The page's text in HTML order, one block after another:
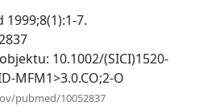
1999;8(1):1-7.
‎: 10.1002/(SICI)1520-
MFM1>3.0.CO;2-O
pubmed/10052837